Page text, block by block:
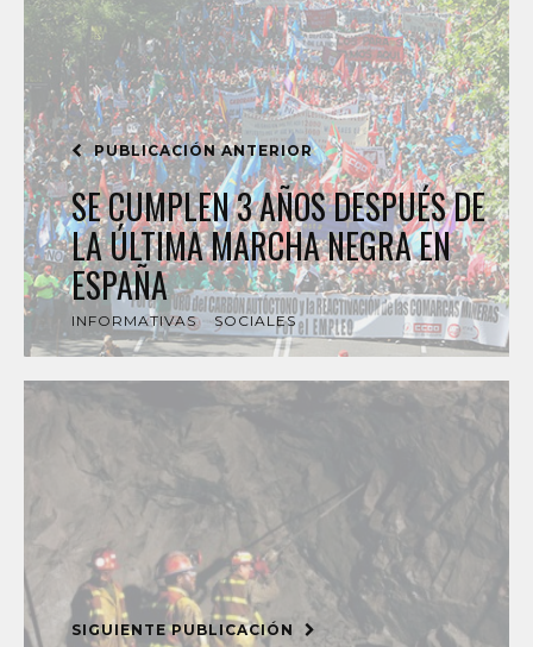
PUBLICACIÓN ANTERIOR
SE CUMPLEN 3 AÑOS DESPUÉS DE
LA ÚLTIMA MARCHA NEGRA EN
ESPAÑA
INFORMATIVAS SOCIALES
SIGUIENTE PUBLICACIÓN